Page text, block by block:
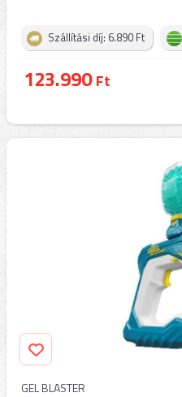
Szállítási díj: 6.890 Ft
123.990Ft
GEL BLASTER